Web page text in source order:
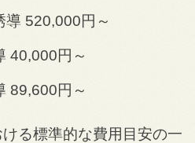
導 520,000円～
40,000円～
89,600円～
る標準的な費用目安の一